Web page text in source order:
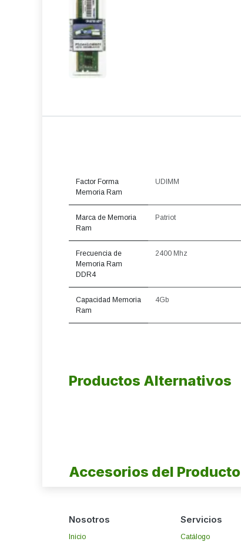
Factor Forma
Memoria Ram
UDIMM
Marca de Memoria
Ram
Patriot
Frecuencia de
Memoria Ram
DDR4
2400 Mhz
Capacidad Memoria
Ram
4Gb
Productos Alternativos
Accesorios del Producto
Nosotros
Inicio
Servicios
Catálogo